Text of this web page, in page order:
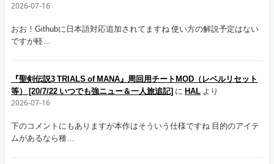
2026-07-16
おお！Githubに日本語対応追加されてますね 使い方の解説予定はない
ですが軽…
『聖剣伝説3 TRIALS of MANA』周回用チートMOD（レベルリセット
等） [20/7/22 いつでも強ニュー＆一人旅追記] に HAL より
2026-07-16
下のコメントにもありますが本作はそういう仕様ですね 目的のアイテ
ムがあるなら種…